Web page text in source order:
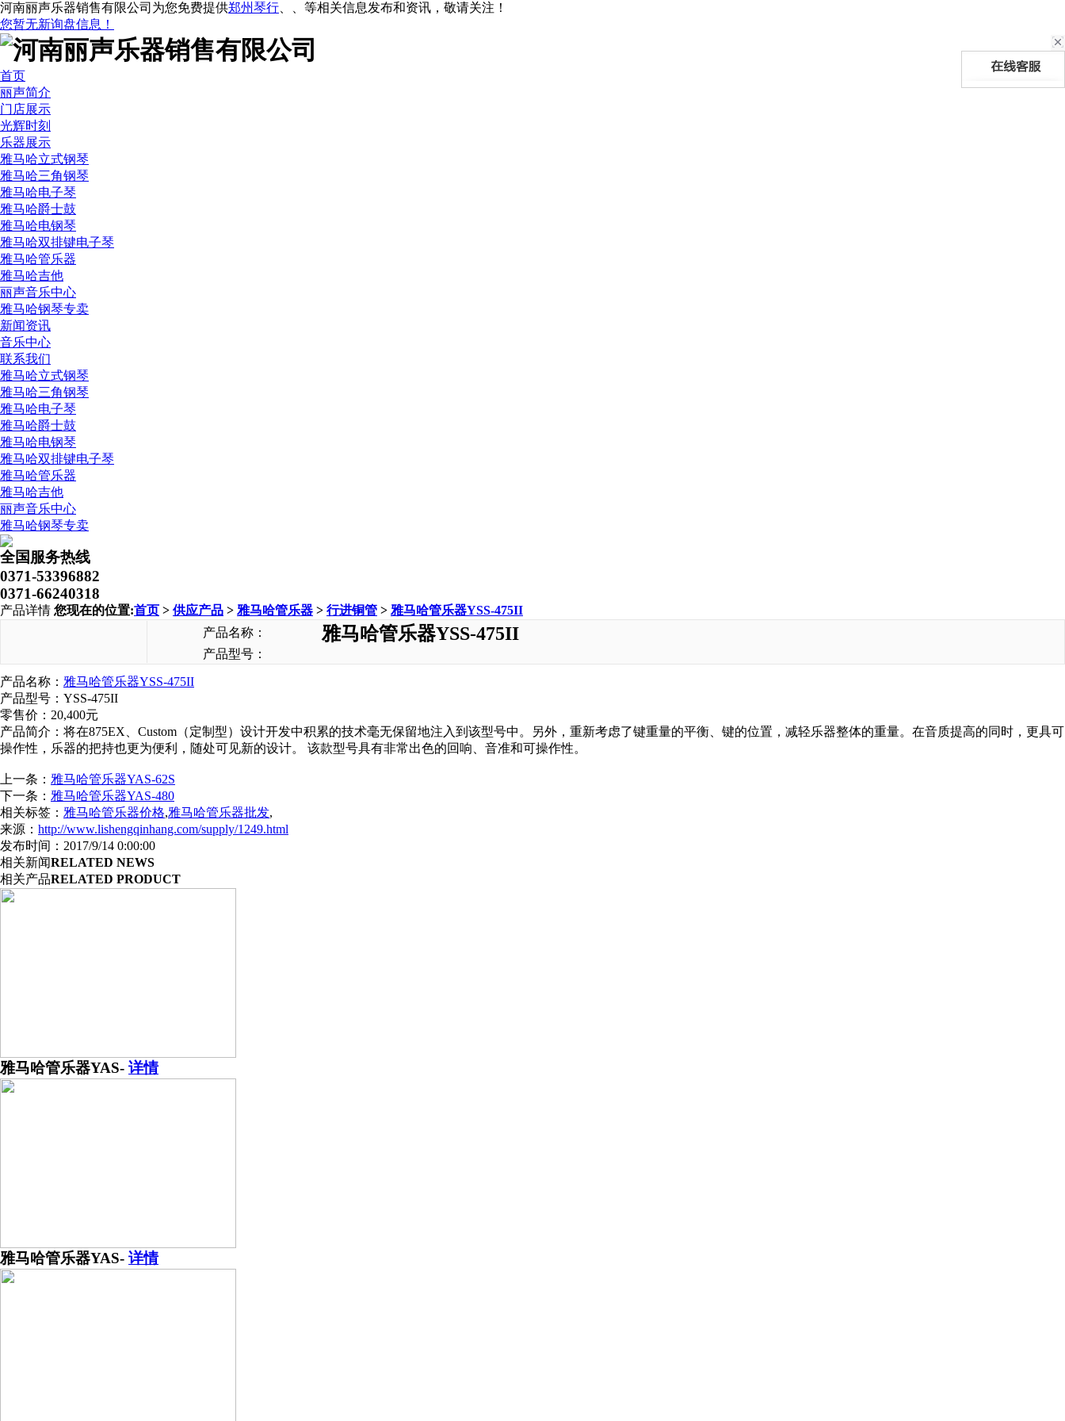
河南丽声乐器销售有限公司为您免费提供郑州琴行
等相关信息发布和资讯，敬请关注！
您暂无新询盘信息！
首页
丽声简介
门店展示
光辉时刻
乐器展示
雅马哈立式钢琴
雅马哈三角钢琴
雅马哈电子琴
雅马哈爵士鼓
雅马哈电钢琴
雅马哈双排键电子琴
雅马哈管乐器
雅马哈吉他
丽声音乐中心
雅马哈钢琴专卖
新闻资讯
音乐中心
联系我们
雅马哈立式钢琴
雅马哈三角钢琴
雅马哈电子琴
雅马哈爵士鼓
雅马哈电钢琴
雅马哈双排键电子琴
雅马哈管乐器
雅马哈吉他
丽声音乐中心
雅马哈钢琴专卖
全国服务热线
0371-53396882
0371-66240318
产品详情 您现在的位置:首页 > 供应产品 > 雅马哈管乐器 > 行进铜管 > 雅马哈管乐器YSS-475II
产品名称：
雅马哈管乐器YSS-475II
产品型号：
产品名称： 雅马哈管乐器YSS-475II
产品型号： YSS-475II
零售价： 20,400元
产品简介： 将在875EX Custom （定制型）设计开发中积累的技术毫无保留地注入到该型号中。另外，重新考虑了键重量的平衡、键的位置，减轻乐器整体的重量。在音质提高的同时，更具可
操作性，乐器的把持也更为便利，随处可见新的设计。 该款型号具有非常出色的回响、音准和可操作性。
上一条： 雅马哈管乐器YAS-62S
下一条： 雅马哈管乐器YAS-480
相关标签： 雅马哈管乐器价格,雅马哈管乐器批发,
来源： http://www.lishengqinhang.com/supply/1249.html
发布时间：2017/9/14 0:00:00
相关新闻RELATED NEWS
相关产品RELATED PRODUCT
雅马哈管乐器YAS- 详情
雅马哈管乐器YAS- 详情